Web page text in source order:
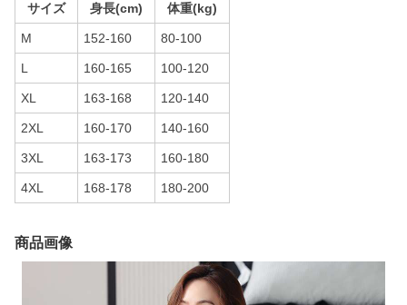
サイズ 身長(cm) 体重(kg)
M 152-160 80-100
L 160-165 100-120
XL 163-168 120-140
2XL 160-170 140-160
3XL 163-173 160-180
4XL 168-178 180-200
商品画像